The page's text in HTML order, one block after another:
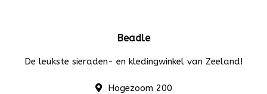
Beadle
De leukste sieraden- en kledingwinkel van Zeeland!
Hogezoom 200